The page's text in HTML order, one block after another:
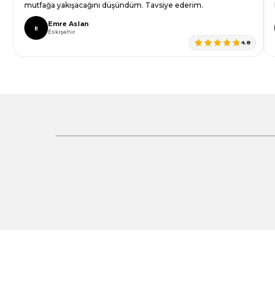
mutfağa yakışacağını düşündüm. Tavsiye ederim.
E Emre Aslan
Eskişehir
4.8